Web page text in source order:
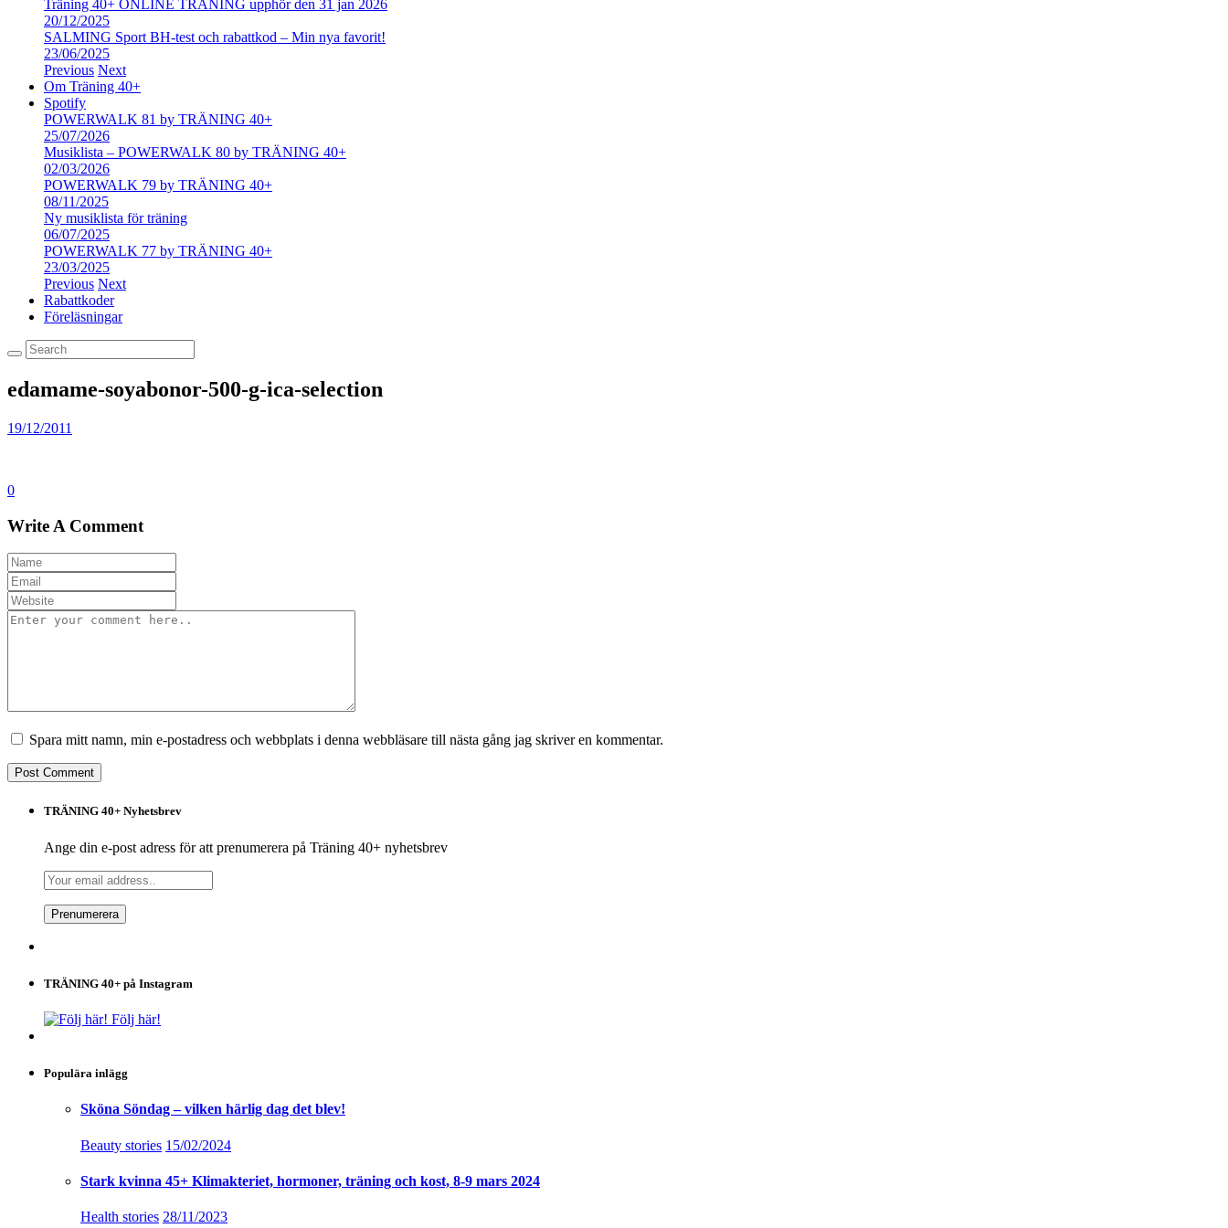
Träning 40+ ONLINE TRÄNING upphör den 31 jan 2026
20/12/2025
SALMING Sport BH-test och rabattkod – Min nya favorit!
23/06/2025
Previous Next
Om Träning 40+
Spotify
POWERWALK 81 by TRÄNING 40+
25/07/2026
Musiklista – POWERWALK 80 by TRÄNING 40+
02/03/2026
POWERWALK 79 by TRÄNING 40+
08/11/2025
Ny musiklista för träning
06/07/2025
POWERWALK 77 by TRÄNING 40+
23/03/2025
Previous Next
Rabattkoder
Föreläsningar
edamame-soyabonor-500-g-ica-selection
19/12/2011
0
Write A Comment
Spara mitt namn, min e-postadress och webbplats i denna webbläsare till nästa gång jag skriver en kommentar.
TRÄNING 40+ Nyhetsbrev
Ange din e-post adress för att prenumerera på Träning 40+ nyhetsbrev
TRÄNING 40+ på Instagram
Följ här!
Populära inlägg
Sköna Söndag – vilken härlig dag det blev!
Beauty stories 15/02/2024
Stark kvinna 45+ Klimakteriet, hormoner, träning och kost, 8-9 mars 2024
Health stories 28/11/2023